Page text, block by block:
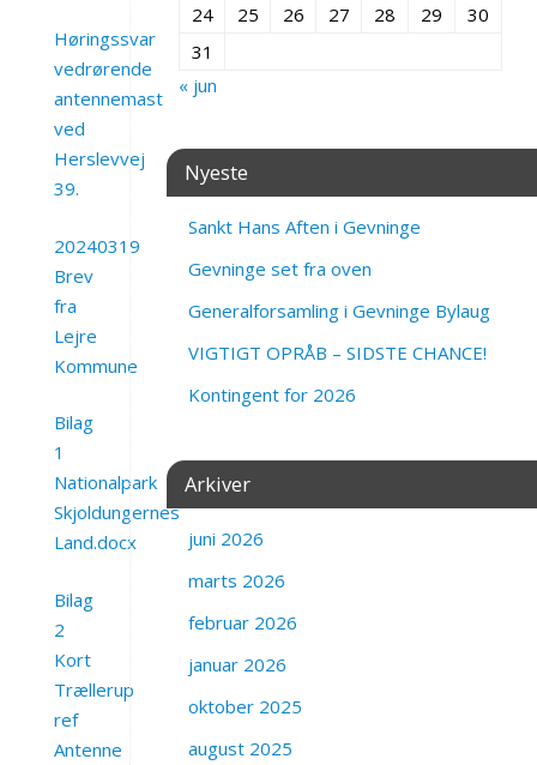
Høringssvar
vedrørende
antennemast
ved
Herslevvej
39.
20240319
Brev
fra
Lejre
Kommune
Bilag
1
Nationalpark
Skjoldungernes
Land.docx
Bilag
2
Kort
Trællerup
ref
Antenne
24
25 26 27 28 29
30
31
« jun
Nyeste
Sankt Hans Aften i Gevninge
Gevninge set fra oven
Generalforsamling i Gevninge Bylaug
VIGTIGT OPRÅB – SIDSTE CHANCE!
Kontingent for 2026
Arkiver
juni 2026
marts 2026
februar 2026
januar 2026
oktober 2025
august 2025